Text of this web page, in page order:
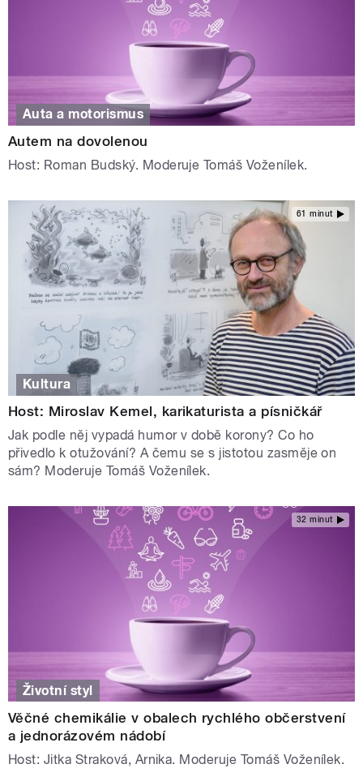
Auta a motorismus
Autem na dovolenou
Host: Roman Budský. Moderuje Tomáš Voženílek.
61 minut
Kultura
Host: Miroslav Kemel, karikaturista a písničkář
Jak podle něj vypadá humor v době korony? Co ho
přivedlo k otužování? A čemu se s jistotou zasměje on
sám? Moderuje Tomáš Voženílek.
32 minut
Životní styl
Věčné chemikálie v obalech rychlého občerstvení
a jednorázovém nádobí
Host: Jitka Straková, Arnika. Moderuje Tomáš Voženílek.